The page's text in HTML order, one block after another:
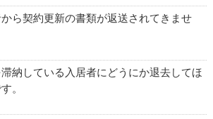
から契約更新の書類が返送されてきませ
納している入居者にどうにか退去してほ
。